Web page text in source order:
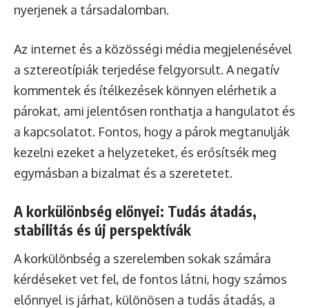
nyerjenek a társadalomban.
Az internet és a közösségi média megjelenésével
a sztereotípiák terjedése felgyorsult. A negatív
kommentek és ítélkezések könnyen elérhetik a
párokat, ami jelentősen ronthatja a hangulatot és
a kapcsolatot. Fontos, hogy a párok megtanulják
kezelni ezeket a helyzeteket, és erősítsék meg
egymásban a bizalmat és a szeretetet.
A korkülönbség előnyei: Tudás átadás,
stabilitás és új perspektívák
A korkülönbség a szerelemben sokak számára
kérdéseket vet fel, de fontos látni, hogy számos
előnnyel is járhat, különösen a tudás átadás, a